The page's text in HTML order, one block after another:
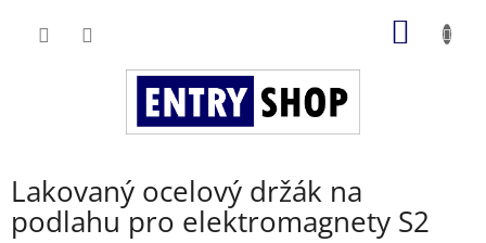
Lakovaný ocelový držák na
podlahu pro elektromagnety S2